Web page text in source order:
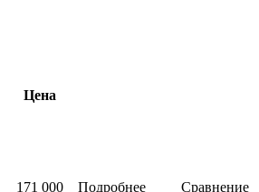
Цена
171 000 Подробнее Сравнение